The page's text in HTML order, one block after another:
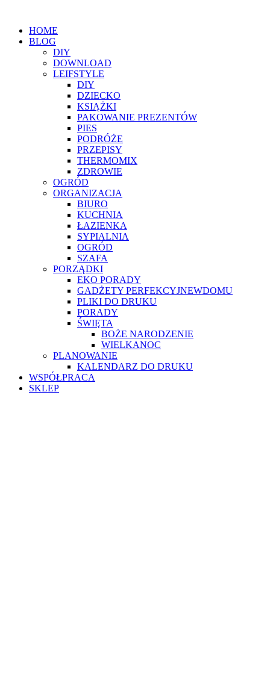
HOME
BLOG
DIY
DOWNLOAD
LEIFSTYLE
DIY
DZIECKO
KSIĄŻKI
PAKOWANIE PREZENTÓW
PIES
PODRÓŻE
PRZEPISY
THERMOMIX
ZDROWIE
OGRÓD
ORGANIZACJA
BIURO
KUCHNIA
ŁAZIENKA
SYPIALNIA
OGRÓD
SZAFA
PORZĄDKI
EKO PORADY
GADŻETY PERFEKCYJNEWDOMU
PLIKI DO DRUKU
PORADY
ŚWIĘTA
BOŻE NARODZENIE
WIELKANOC
PLANOWANIE
KALENDARZ DO DRUKU
WSPÓŁPRACA
SKLEP